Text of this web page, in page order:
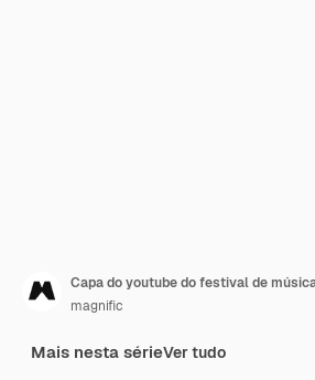
Capa do youtube do festival de
magnific
Mais nesta sérieVer tudo